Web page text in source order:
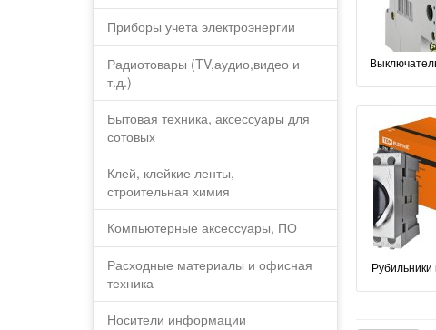
Приборы учета электроэнергии
Радиотовары (TV,аудио,видео и
т.д.)
Бытовая техника, аксессуары для
сотовых
Клей, клейкие ленты,
строительная химия
Компьютерные аксессуары, ПО
Расходные материалы и офисная
техника
Носители информации